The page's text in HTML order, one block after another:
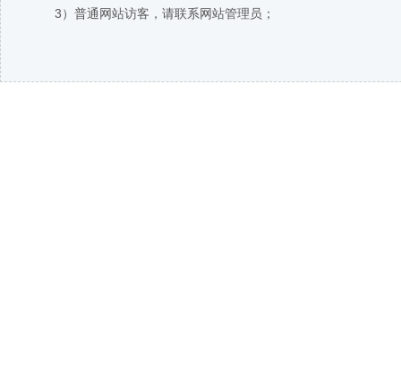
3）普通网站访客，请联系网站管理员；